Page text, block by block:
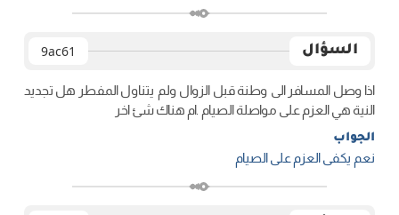
السؤال 9ac61
اذا وصل المسافر الى وطنة قبل الزوال ولم يتناول المفطر هل تجديد
النية هي العزم على مواصلة الصيام .ام هناك شئ اخر
الجواب
نعم یکفی العزم علی الصیام